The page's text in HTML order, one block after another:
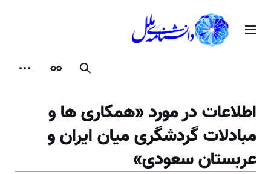
محتوامنوی اصلی
جستجوظاهر
اطلاعات در مورد «همکاری ها و
مبادلات گردشگری میان ایران و
عربستان سعودی»